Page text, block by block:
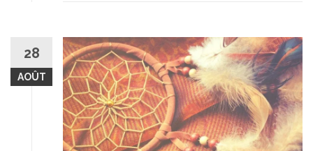
28
AOÛT